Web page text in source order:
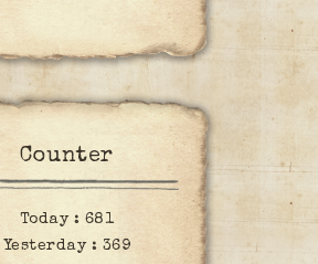
Counter
Today : 681
Yesterday : 369